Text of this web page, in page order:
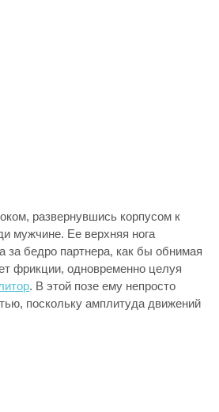
развернувшись корпусом к
мужчине. Ее верхняя нога
за бедро партнера, как бы обнимая
фрикции, одновременно целуя
. В этой позе ему непросто
поскольку амплитуда движений